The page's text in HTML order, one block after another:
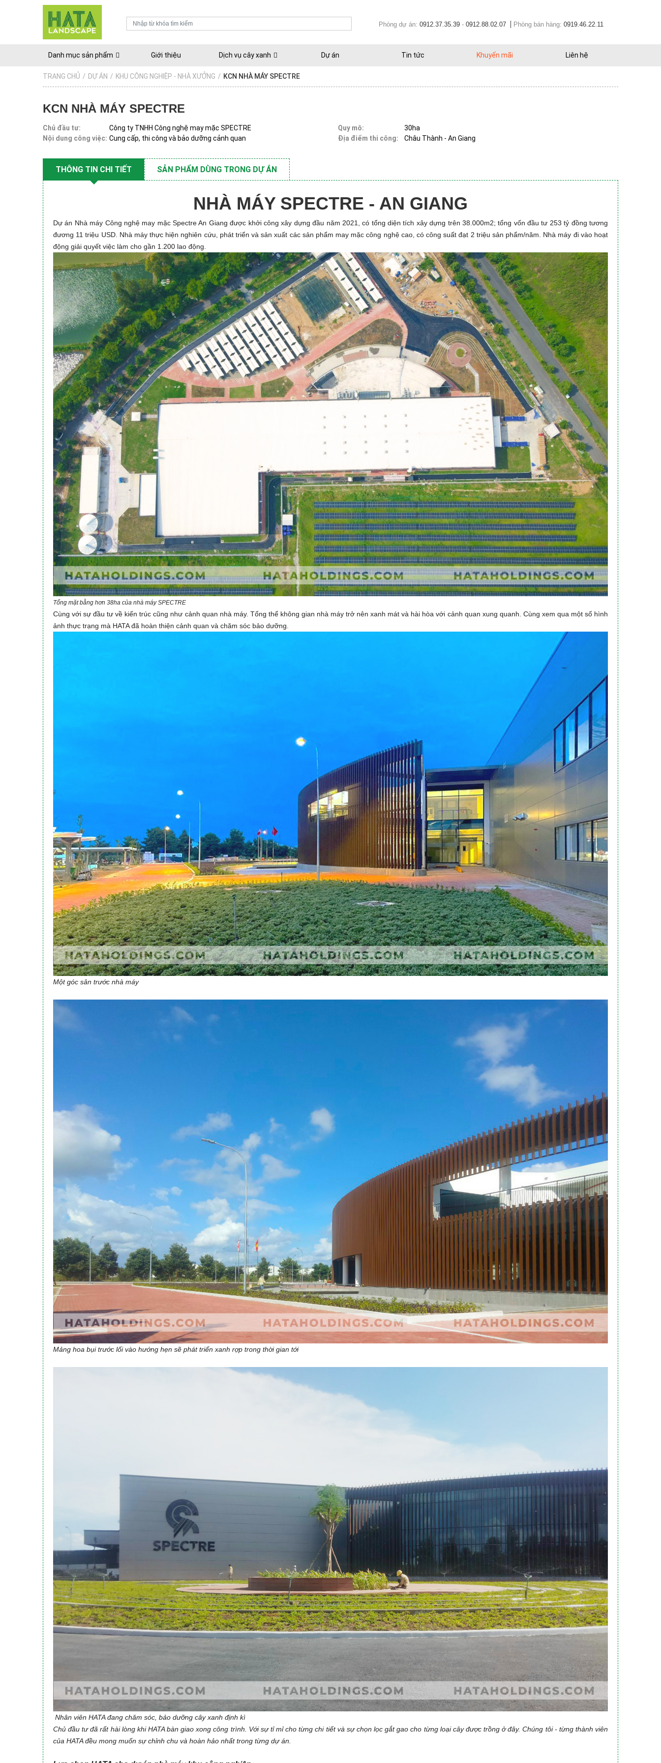
Phòng dự án: 0912.37.35.39 - 0912.88.02.07 Phòng bán hàng: 0919.46.22.11
Danh mục sản phẩm Giới thiệu Dịch vụ cây xanh Dự án Tin tức Khuyến mãi Liên hệ
TRANG CHỦ / DỰ ÁN / KHU CÔNG NGHIỆP - NHÀ XƯỞNG / KCN NHÀ MÁY SPECTRE
KCN NHÀ MÁY SPECTRE
Chủ đầu tư: Công ty TNHH Công nghệ may mặc SPECTRE Quy mô:
30ha
Nội dung công việc: Cung cấp, thi công và bảo dưỡng cảnh quan Địa điểm thi công: Châu Thành - An Giang
THÔNG TIN CHI TIẾT SẢN PHẨM DÙNG TRONG DỰ ÁN
NHÀ MÁY SPECTRE - AN GIANG
Dự án Nhà máy Công nghệ may mặc Spectre An Giang được khởi công xây dựng đầu năm 2021, có tổng diện tích xây dựng trên 38.000m2; tổng vốn đầu tư 253 tỷ đồng tương
đương 11 triệu USD. Nhà máy thực hiện nghiên cứu, phát triển và sản xuất các sản phẩm may mặc công nghệ cao, có công suất đạt 2 triệu sản phẩm/năm. Nhà máy đi vào hoạt
động giải quyết việc làm cho gần 1.200 lao động.
Tổng mặt bằng hơn 38ha của nhà máy SPECTRE
Cùng với sự đầu tư về kiến trúc cũng như cảnh quan nhà máy. Tổng thể không gian nhà máy trở nên xanh mát và hài hòa với cảnh quan xung quanh. Cùng xem qua một số hình
ảnh thực trạng mà HATA đã hoàn thiện cảnh quan và chăm sóc bảo dưỡng.
Một góc sân trước nhà máy
Mảng hoa bụi trước lối vào hướng hẹn sẽ phát triển xanh rợp trong thời gian tới
Nhân viên HATA đang chăm sóc, bảo dưỡng cây xanh định kì
Chủ đầu tư đã rất hài lòng khi HATA bàn giao xong công trình. Với sự tỉ mỉ cho từng chi tiết và sự chọn lọc gắt gao cho từng loại cây được trồng ở đây. Chúng tôi - từng thành viên
của HATA đều mong muốn sự chỉnh chu và hoàn hảo nhất trong từng dự án.